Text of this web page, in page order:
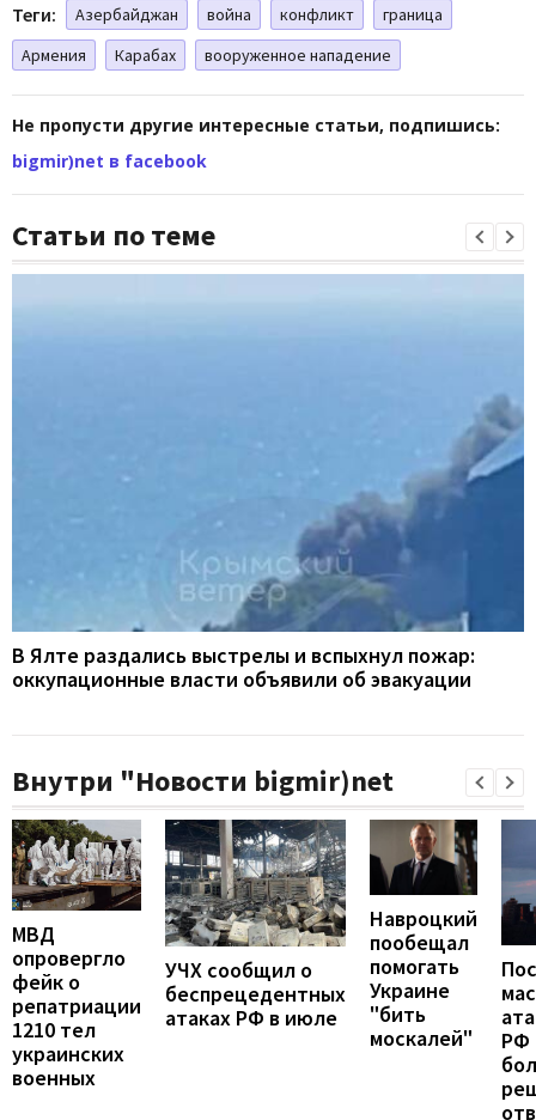
Теги: Азербайджан война конфликт
граница
Армения
Карабах вооруженное нападение
Не пропусти другие интересные статьи, подпишись:
bigmir)net в facebook
Статьи по теме
В Ялте раздались выстрелы и вспыхнул пожар:
оккупационные власти объявили об эвакуации
Внутри "Новости bigmir)net
МВД
опровергло
фейк о
репатриации
1210 тел
украинских
военных
УЧХ сообщил о
беспрецедентных
атаках РФ в июле
Навроцкий
пообещал
помогать
Украине
"бить
москалей"
РФ